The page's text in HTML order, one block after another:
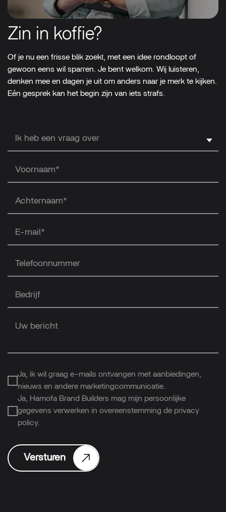
Zin in koffie?
Of je nu een frisse blik zoekt, met een idee rondloopt of
gewoon eens wil sparren. Je bent welkom. Wij luisteren,
denken mee en dagen je uit om anders naar je merk te kijken.
Eén gesprek kan het begin zijn van iets strafs.
Ik heb een vraag over
Voornaam*
Achternaam*
E-mail*
Telefoonnummer
Bedrijf
Uw bericht
Ja, ik wil graag e-mails ontvangen met aanbiedingen,
nieuws en andere marketingcommunicatie.
Ja, Hamofa Brand Builders mag mijn persoonlijke
gegevens verwerken in overeenstemming de privacy
policy.
Versturen